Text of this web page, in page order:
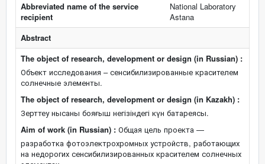
Abbreviated name of the service
recipient
National Laboratory
Astana
Abstract
The object of research, development or design (in Russian) :
Объект исследования – сенсибилизированные красителем
солнечные элементы.
The object of research, development or design (in Kazakh) :
Зерттеу нысаны бояғыш негізіндегі күн батареясы.
Aim of work (in Russian) : Общая цель проекта —
разработка фотоэлектрохромных устройств, работающих
на недорогих сенсибилизированных красителем солнечных